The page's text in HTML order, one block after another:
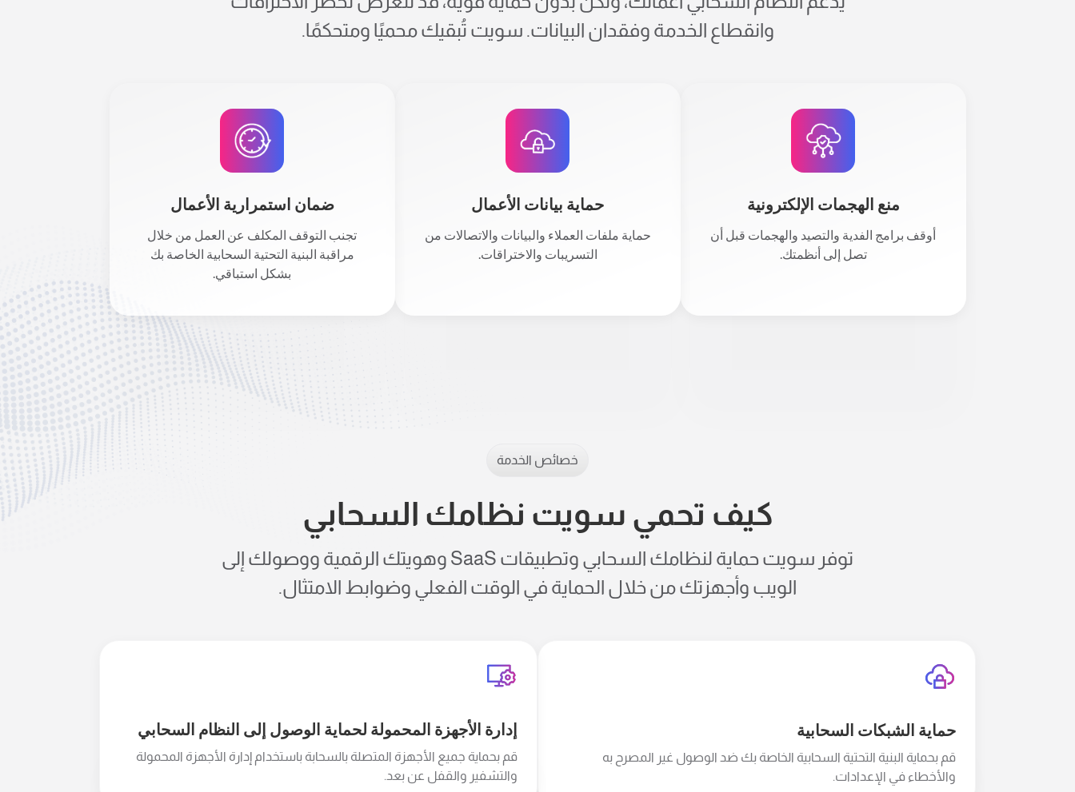
وانقطاع الخدمة وفقدان البيانات. سويت تُبقيك محميًا ومتحكمًا.
منع الهجمات الإلكترونية
أوقف برامج الفدية والتصيد والهجمات قبل أن
تصل إلى أنظمتك.
حماية بيانات الأعمال
حماية ملفات العملاء والبيانات والاتصالات من
التسريبات والاختراقات.
ضمان استمرارية الأعمال
تجنب التوقف المكلف عن العمل من خلال
مراقبة البنية التحتية السحابية الخاصة بك
بشكل استباقي.
خصائص الخدمة
كيف تحمي سويت نظامك السحابي
توفر سويت حماية لنظامك السحابي وتطبيقات SaaS وهويتك الرقمية ووصولك إلى
الويب وأجهزتك من خلال الحماية في الوقت الفعلي وضوابط الامتثال.
حماية الشبكات السحابية
قم بحماية البنية التحتية السحابية الخاصة بك ضد الوصول غير المصرح به
والأخطاء في الإعدادات.
إدارة الأجهزة المحمولة لحماية الوصول إلى النظام السحابي
قم بحماية جميع الأجهزة المتصلة بالسحابة باستخدام إدارة الأجهزة المحمولة
والتشفير والقفل عن بعد.